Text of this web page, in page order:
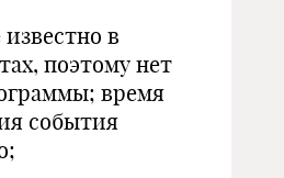
в
поэтому нет
время
события